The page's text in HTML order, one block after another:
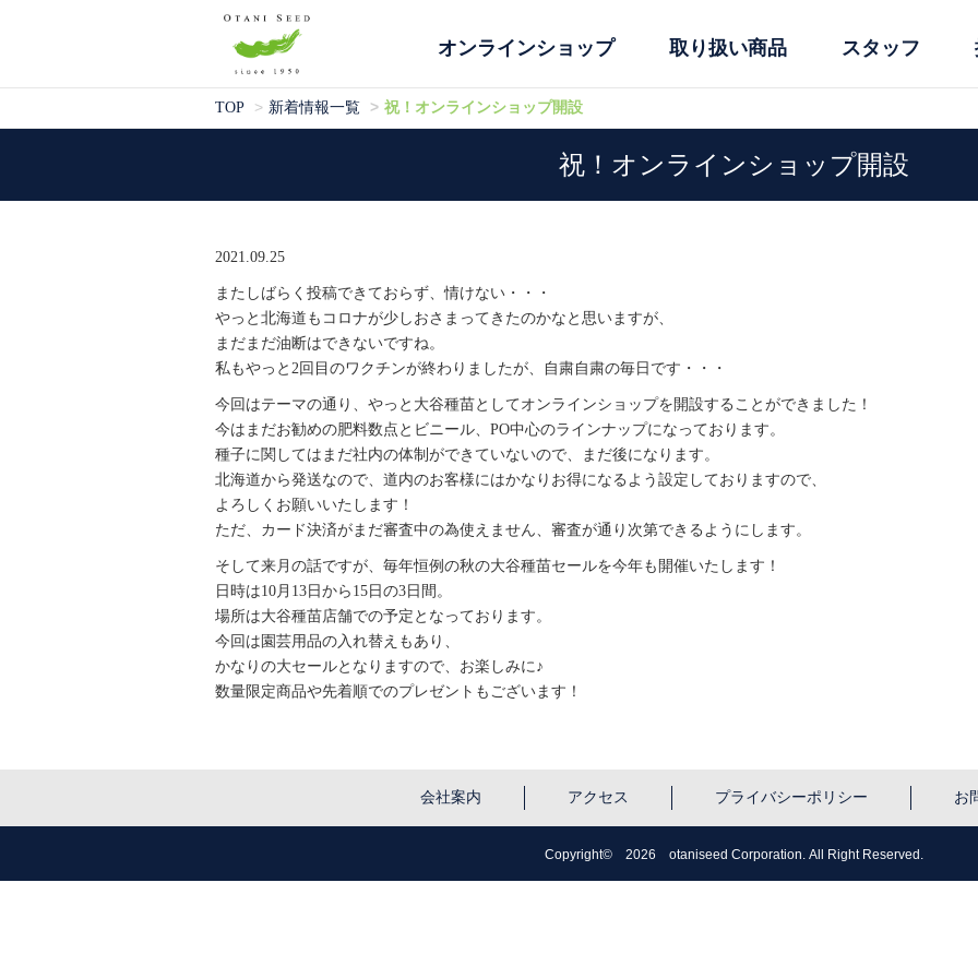
オンラインショップ 取り扱い商品 スタッフ
TOP 新着情報一覧 祝！オンラインショップ開設
祝！オンラインショップ開設
2021.09.25
またしばらく投稿できておらず、情けない・・・
やっと北海道もコロナが少しおさまってきたのかなと思いますが、
まだまだ油断はできないですね。
私もやっと2回目のワクチンが終わりましたが、自粛自粛の毎日です・・・
今回はテーマの通り、やっと大谷種苗としてオンラインショップを開設することができました！
今はまだお勧めの肥料数点とビニール、PO中心のラインナップになっております。
種子に関してはまだ社内の体制ができていないので、まだ後になります。
北海道から発送なので、道内のお客様にはかなりお得になるよう設定しておりますので、
よろしくお願いいたします！
ただ、カード決済がまだ審査中の為使えません、審査が通り次第できるようにします。
そして来月の話ですが、毎年恒例の秋の大谷種苗セールを今年も開催いたします！
日時は10月13日から15日の3日間。
場所は大谷種苗店舗での予定となっております。
今回は園芸用品の入れ替えもあり、
かなりの大セールとなりますので、お楽しみに♪
数量限定商品や先着順でのプレゼントもございます！
会社案内 アクセス プライバシーポリシー お
Copyright© 2026 otaniseed Corporation. All Right Reserved.